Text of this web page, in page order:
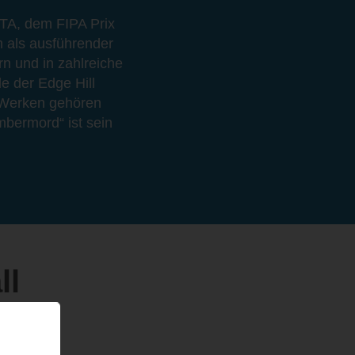
dem FIPA Prix
als ausführender
und in zahlreiche
der Edge Hill
gehören
ist sein